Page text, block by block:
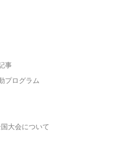
事
プログラム
大会について